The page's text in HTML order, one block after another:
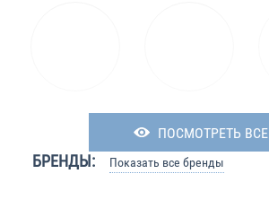
ПОСМОТРЕТЬ ВСЕ
БРЕНДЫ: Показать все бренды